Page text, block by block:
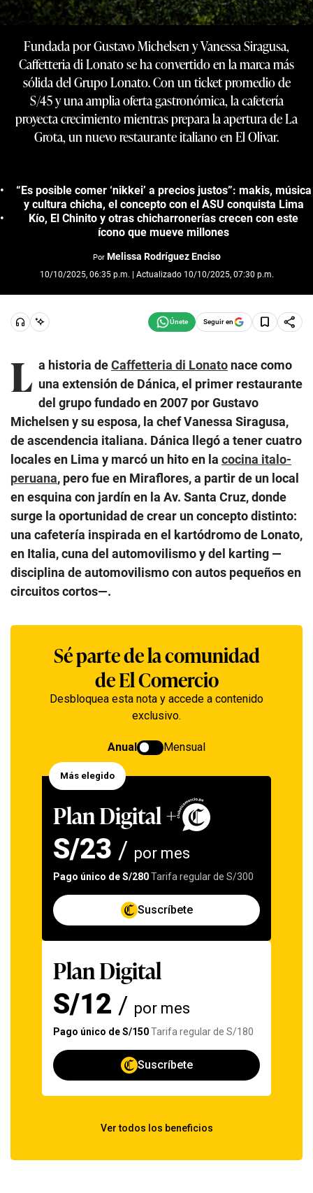
Fundada por Gustavo Michelsen y Vanessa Siragusa,
Caffetteria di Lonato se ha convertido en la marca más
sólida del Grupo Lonato. Con un ticket promedio de
S/45 y una amplia oferta gastronómica, la cafetería
proyecta crecimiento mientras prepara la apertura de La
Grota, un nuevo restaurante italiano en El Olivar.
“Es posible comer ‘nikkei’ a precios justos”: makis, música
y cultura chicha, el concepto con el ASU conquista Lima
Kío, El Chinito y otras chicharronerías crecen con este
ícono que mueve millones
Por Melissa Rodríguez Enciso
10/10/2025, 06:35 p.m. | Actualizado 10/10/2025, 07:30 p.m.
Seguir en
L a historia deCaffetteria di Lonato nace como
una extensión de Dánica, el primer restaurante
del grupo fundado en 2007 por Gustavo
Michelsen y su esposa, la chef Vanessa Siragusa,
de ascendencia italiana. Dánica llegó a tener cuatro
locales en Lima y marcó un hito en la cocina italo-
peruana, pero fue en Miraflores, a partir de un local
en esquina con jardín en la Av. Santa Cruz, donde
surge la oportunidad de crear un concepto distinto:
una cafetería inspirada en el kartódromo de Lonato,
en Italia, cuna del automovilismo y del karting —
disciplina de automovilismo con autos pequeños en
circuitos cortos—.